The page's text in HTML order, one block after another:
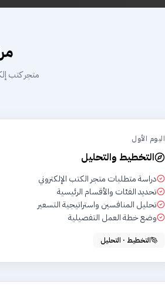
متجر كتب
اليوم الأول
التخطيط والتحليل
دراسة متطلبات متجر الكتب الإلكتروني
تحديد الفئات والأقسام الرئيسية
تحليل المنافسين واستراتيجية التسعير
وضع خطة العمل التفصيلية
التخطيط · التحليل